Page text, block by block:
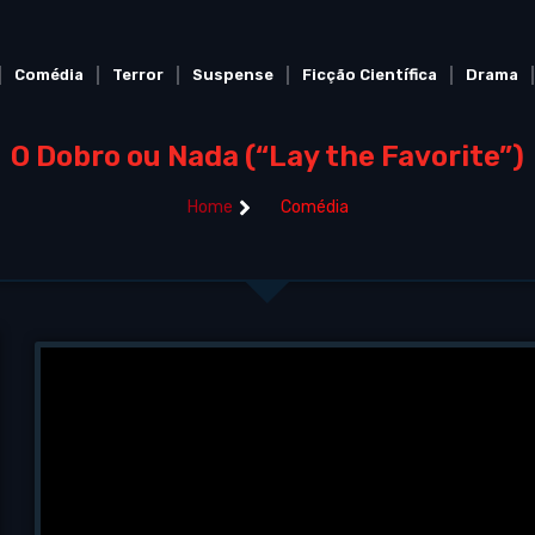
Comédia Terror Suspense Ficção Científica Drama
O Dobro ou Nada (“Lay the Favorite”)
Home Comédia